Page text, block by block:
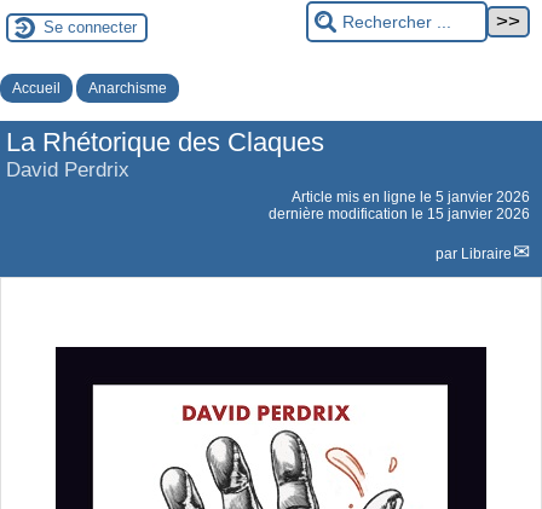
Se connecter
Accueil Anarchisme
La Rhétorique des Claques
David Perdrix
Article mis en ligne le 5 janvier 2026
dernière modification le 15 janvier 2026
par Libraire